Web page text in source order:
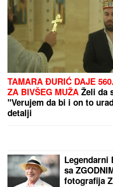
GOCA BOŽINOVSKA SA
Snajka Bojana grmi u
Oglasila se sa jahte,